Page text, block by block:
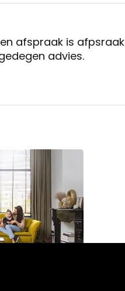
afspraak is afpsraak
advies.